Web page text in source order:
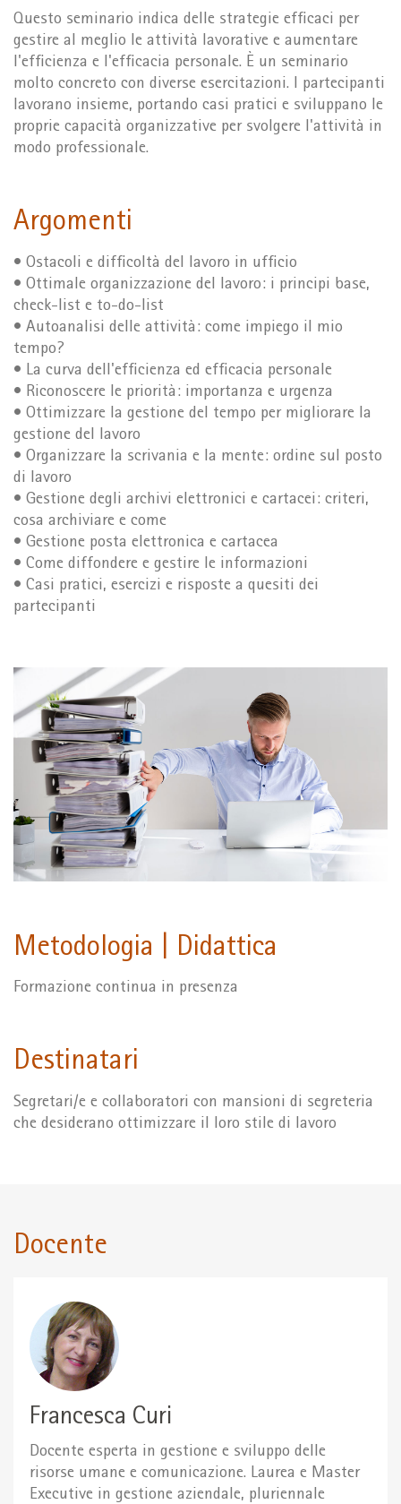
Questo seminario indica delle strategie efficaci per
gestire al meglio le attività lavorative e aumentare
l'efficienza e l'efficacia personale. È un seminario
molto concreto con diverse esercitazioni. I partecipanti
lavorano insieme, portando casi pratici e sviluppano le
proprie capacità organizzative per svolgere l'attività in
modo professionale.
Argomenti
• Ostacoli e difficoltà del lavoro in ufficio
• Ottimale organizzazione del lavoro: i principi base,
check-list e to-do-list
• Autoanalisi delle attività: come impiego il mio
tempo?
• La curva dell'efficienza ed efficacia personale
• Riconoscere le priorità: importanza e urgenza
• Ottimizzare la gestione del tempo per migliorare la
gestione del lavoro
• Organizzare la scrivania e la mente: ordine sul posto
di lavoro
• Gestione degli archivi elettronici e cartacei: criteri,
cosa archiviare e come
• Gestione posta elettronica e cartacea
• Come diffondere e gestire le informazioni
• Casi pratici, esercizi e risposte a quesiti dei
partecipanti
Metodologia | Didattica
Formazione continua in presenza
Destinatari
Segretari/e e collaboratori con mansioni di segreteria
che desiderano ottimizzare il loro stile di lavoro
Docente
Francesca Curi
Docente esperta in gestione e sviluppo delle
risorse umane e comunicazione. Laurea e Master
Executive in gestione aziendale, pluriennale